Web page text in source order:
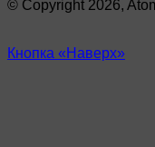
© Copyright 2026,
Кнопка «Наверх»